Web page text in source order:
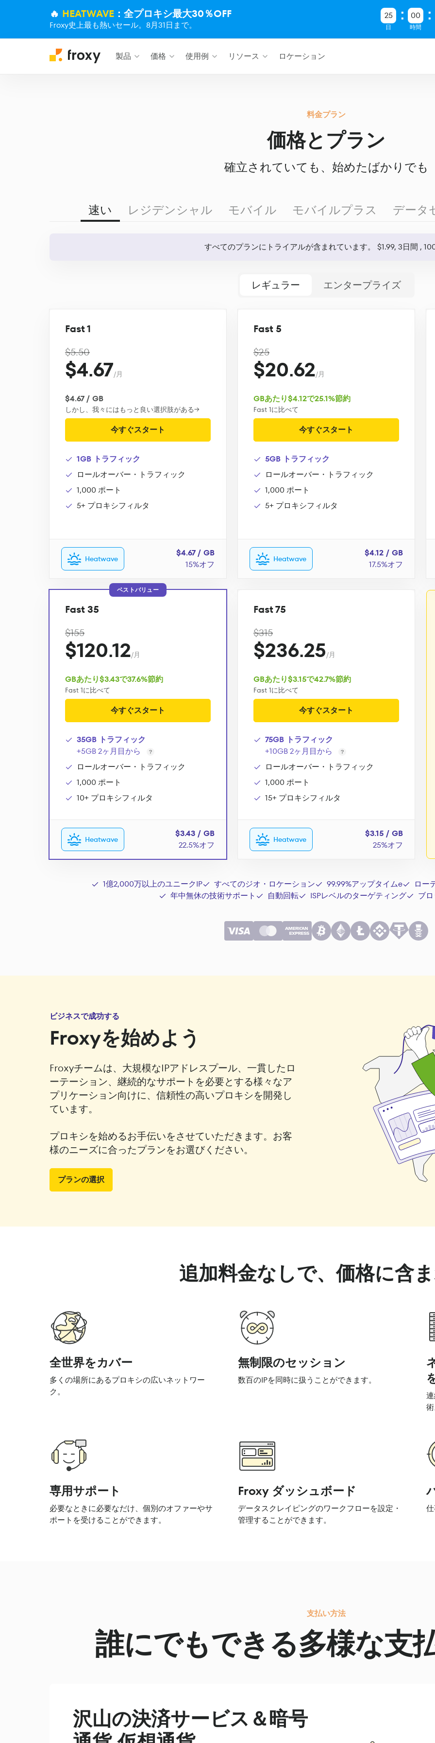
🔥 HEATWAVE ：全プロキシ最大30％OFF
Froxy史上最も熱いセール。8月31日まで。
25
日
00
時間
製品 価格 使用例 リソース ロケーション
料金プラン
価格とプラン
確立されていても、始めたばかりでも
速い レジデンシャル モバイル モバイルプラス データ
すべてのプランにトライアルが含まれています。 $1.99, 3日間 ,
レギュラー エンタープライズ
Fast 1
$5.50
$4.67/月
$4.67 / GB
しかし、我々にはもっと良い選択肢がある→
今すぐスタート
1GB トラフィック
ロールオーバー・トラフィック
1,000 ポート
5+ プロキシフィルタ
Heatwave
$4.67 / GB
15%オフ
Fast 5
$25
$20.62/月
GBあたり$4.12で25.1%節約
Fast 1に比べて
今すぐスタート
5GB トラフィック
ロールオーバー・トラフィック
1,000 ポート
5+ プロキシフィルタ
Heatwave
$4.12 / GB
17.5%オフ
ベストバリュー
Fast 35
$155
$120.12/月
GBあたり$3.43で37.6%節約
Fast 1に比べて
今すぐスタート
35GB トラフィック
+5GB 2ヶ月目から
ロールオーバー・トラフィック
1,000 ポート
10+ プロキシフィルタ
Heatwave
$3.43 / GB
22.5%オフ
Fast 75
$315
$236.25/月
GBあたり$3.15で42.7%節約
Fast 1に比べて
今すぐスタート
75GB トラフィック
+10GB 2ヶ月目から
ロールオーバー・トラフィック
1,000 ポート
15+ プロキシフィルタ
Heatwave
$3.15 / GB
25%オフ
1億2,000万以上のユニークIP すべてのジオ・ロケーション 99.99%アップタイムe
ロー
年中無休の技術サポート
自動回転 ISPレベルのターゲティング ブ
ビジネスで成功する
Froxyを始めよう
Froxyチームは、大規模なIPアドレスプール、一貫したロ
ーテーション、継続的なサポートを必要とする様々なア
プリケーション向けに、信頼性の高いプロキシを開発し
ています。
プロキシを始めるお手伝いをさせていただきます。お客
様のニーズに合ったプランをお選びください。
プランの選択
追加料金なしで、価格に含
全世界をカバー
多くの場所にあるプロキシの広いネットワー
ク。
無制限のセッション
数百のIPを同時に扱うことができます。
専用サポート
必要なときに必要なだけ、個別のオファーやサ
ポートを受けることができます。
Froxy ダッシュボード
データスクレイピングのワークフローを設定・
管理することができます。
支払い方法
誰にでもできる多様な支
沢山の決済サービス＆暗号